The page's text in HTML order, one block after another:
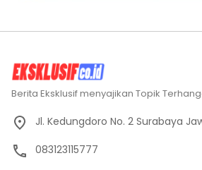
Berita Eksklusif menyajikan Topik
Jl. Kedungdoro No. 2 Surabaya
083123115777